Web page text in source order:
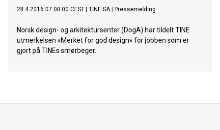
28.4.2016 07:00:00 CEST TINE SA| Pressemelding
Norsk design- og arkitektursenter (DogA) har tildelt TINE
utmerkelsen «Merket for god design» for jobben som er
gjort på TINEs smørbeger.